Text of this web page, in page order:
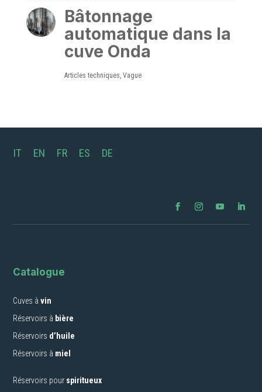
Bâtonnage
automatique dans la
cuve Onda
Articles techniques, Vague
IT EN FR ES DE
Catalogue
Cuves àvin
Réservoirs à bière
Réservoirs d’huile
Réservoirs à miel
Réservoirs pour spiritueux